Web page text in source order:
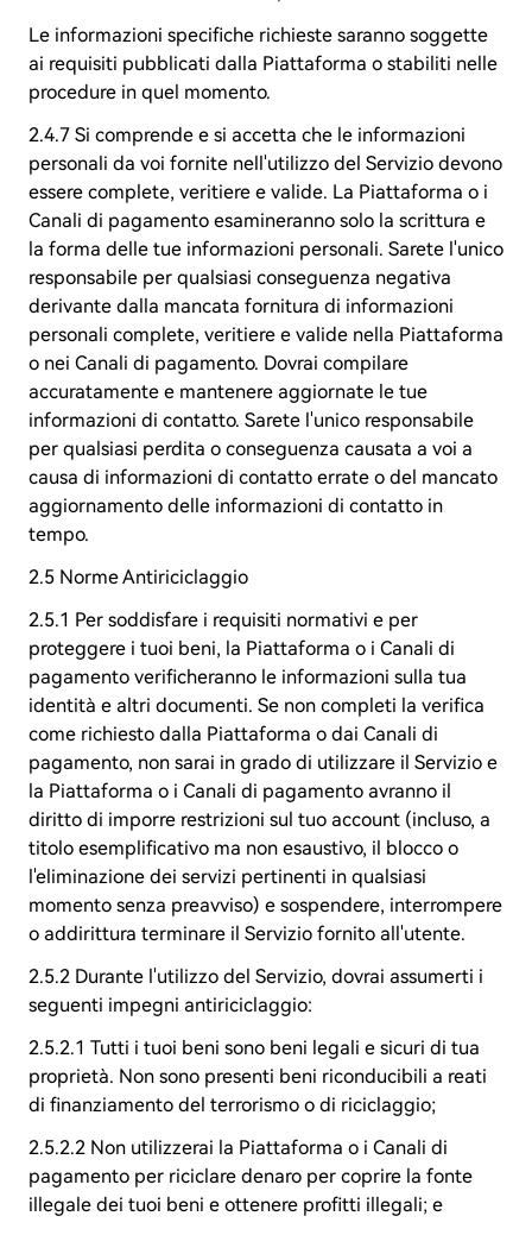
Le informazioni specifiche richieste saranno soggette
ai requisiti pubblicati dalla Piattaforma o stabiliti nelle
procedure in quel momento.
2.4.7 Si comprende e si accetta che le informazioni
personali da voi fornite nell'utilizzo del Servizio devono
essere complete, veritiere e valide. La Piattaforma o i
Canali di pagamento esamineranno solo la scrittura e
la forma delle tue informazioni personali. Sarete l'unico
responsabile per qualsiasi conseguenza negativa
derivante dalla mancata fornitura di informazioni
personali complete, veritiere e valide nella Piattaforma
o nei Canali di pagamento. Dovrai compilare
accuratamente e mantenere aggiornate le tue
informazioni di contatto. Sarete l'unico responsabile
per qualsiasi perdita o conseguenza causata a voi a
causa di informazioni di contatto errate o del mancato
aggiornamento delle informazioni di contatto in
tempo.
2.5 Norme Antiriciclaggio
2.5.1 Per soddisfare i requisiti normativi e per
proteggere i tuoi beni, la Piattaforma o i Canali di
pagamento verificheranno le informazioni sulla tua
identità e altri documenti. Se non completi la verifica
come richiesto dalla Piattaforma o dai Canali di
pagamento, non sarai in grado di utilizzare il Servizio e
la Piattaforma o i Canali di pagamento avranno il
diritto di imporre restrizioni sul tuo account (incluso, a
titolo esemplificativo ma non esaustivo, il blocco o
l'eliminazione dei servizi pertinenti in qualsiasi
momento senza preavviso) e sospendere, interrompere
o addirittura terminare il Servizio fornito all'utente.
2.5.2 Durante l'utilizzo del Servizio, dovrai assumerti i
seguenti impegni antiriciclaggio:
2.5.2.1 Tutti i tuoi beni sono beni legali e sicuri di tua
proprietà. Non sono presenti beni riconducibili a reati
di finanziamento del terrorismo o di riciclaggio;
2.5.2.2 Non utilizzerai la Piattaforma o i Canali di
pagamento per riciclare denaro per coprire la fonte
illegale dei tuoi beni e ottenere profitti illegali; e